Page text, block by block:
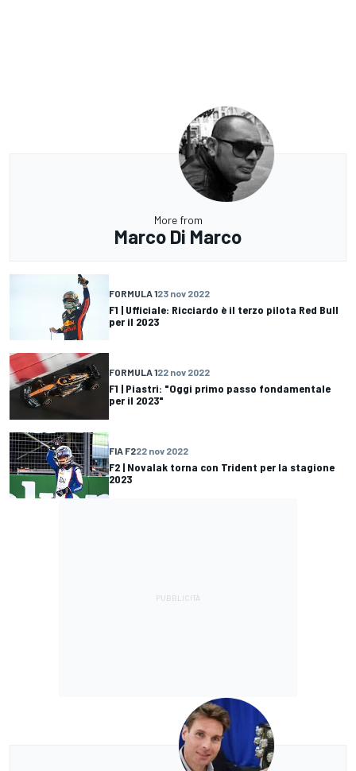
More from
Marco Di Marco
FORMULA 123 nov 2022
F1 | Ufficiale: Ricciardo è il terzo pilota Red Bull
per il 2023
FORMULA 122 nov 2022
F1 | Piastri: "Oggi primo passo fondamentale
per il 2023"
FIA F222 nov 2022
F2 | Novalak torna con Trident per la stagione
2023